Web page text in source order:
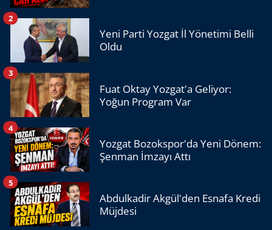
Yeni Parti Yozgat İl Yönetimi Belli
Oldu
2
Fuat Oktay Yozgat'a Geliyor:
Yoğun Program Var
3
Yozgat Bozokspor'da Yeni Dönem:
Şenman İmzayı Attı
4
Abdulkadir Akgül'den Esnafa Kredi
Müjdesi
5